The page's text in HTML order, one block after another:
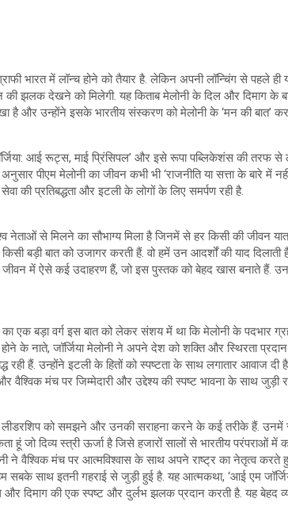
भारत में लॉन्‍च होने को तैयार है. लेकिन अपनी लॉन्चिंग से पहले ही
की झलक देखने को मिलेगी. यह किताब मेलोनी के दिल और दिमाग के
है और उन्‍होंने इसके भारतीय संस्‍करण को मेलोनी के ‘मन की बात’
आई रूट्स, माई प्रिंसिपल’ और इसे रूपा पब्लिकेशंस की तरफ से
पीएम मेलोनी का जीवन कभी भी ‘राजनीति या सत्ता के बारे में
की प्रतिबद्धता और इटली के लोगों के लिए समर्पण रही है.
नेताओं से मिलने का सौभाग्य मिला है जिनमें से हर किसी की जीवन
बड़ी बात को उजागर करती हैं. वो हमें उन आदर्शों की याद
में ऐसे कई उदाहरण हैं, जो इस पुस्तक को बेहद खास बनाते हैं.
एक बड़ा वर्ग इस बात को लेकर संशय में था कि मेलोनी के पदभार
के नाते, जॉर्जिया मेलोनी ने अपने देश को शक्ति और स्थिरता प्रदान
हैं. उन्होंने इटली के हितों को स्पष्‍टता के साथ लगातार आवाज दी
वैश्विक मंच पर जिम्मेदारी और उद्देश्य की स्पष्ट भावना के साथ जुड़ी
लीडरशिप को समझने और उनकी सराहना करने के कई तरीके हैं. उनमें
दिव्य स्त्री ऊर्जा है जिसे हजारों सालों से भारतीय परंपराओं में
ने वैश्विक मंच पर आत्मविश्वास के साथ अपने राष्‍ट्र का नेतृत्व
सबके साथ इतनी गहराई से जुड़ी हुई है. यह आत्मकथा, ‘आई एम
की एक स्पष्ट और दुर्लभ झलक प्रदान करती है. यह बेहद